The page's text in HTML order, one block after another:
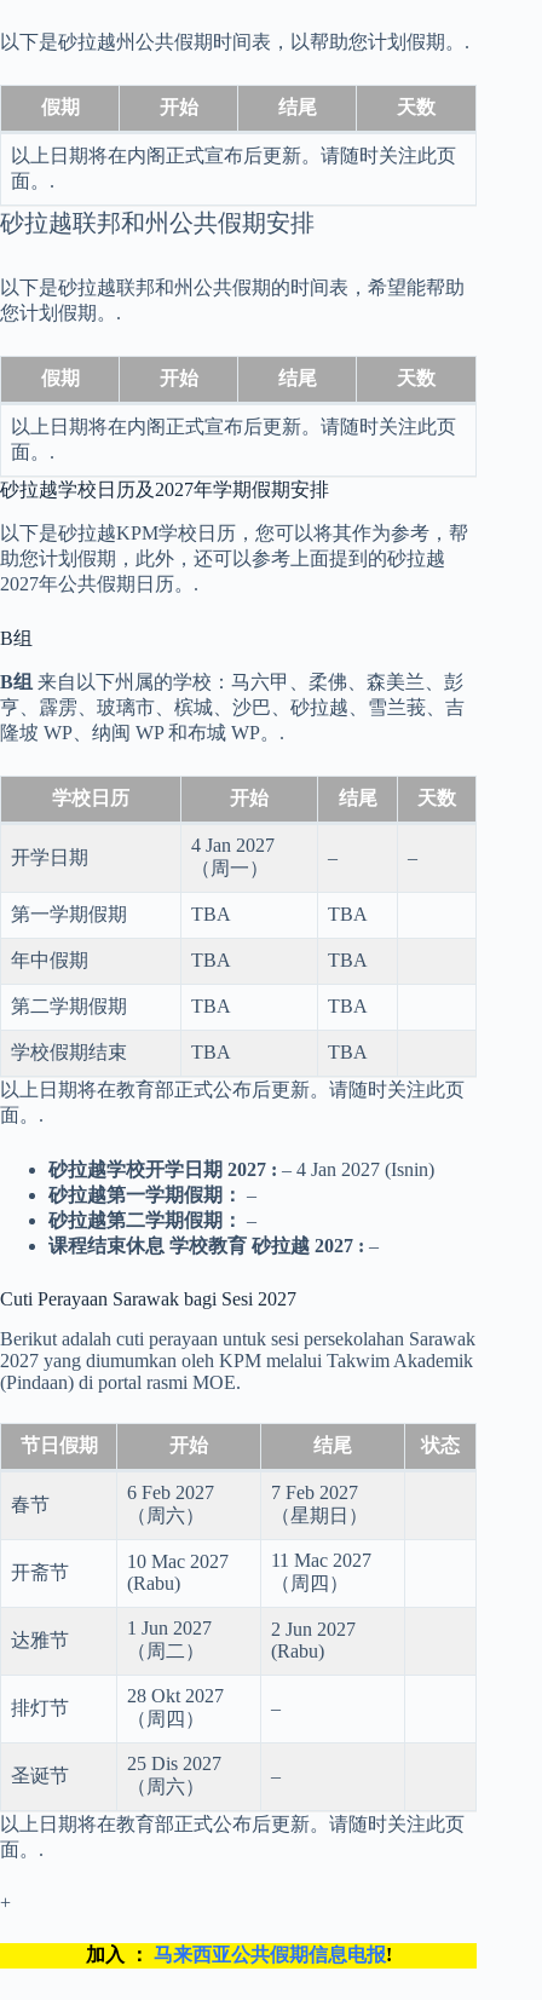
以下是砂拉越州公共假期时间表，以帮助您计划假期。.
假期 开始 结尾 天数
以上日期将在内阁正式宣布后更新。请随时关注此页
面。.
砂拉越联邦和州公共假期安排
以下是砂拉越联邦和州公共假期的时间表，希望能帮助
您计划假期。.
假期 开始 结尾 天数
以上日期将在内阁正式宣布后更新。请随时关注此页
面。.
砂拉越学校日历及2027年学期假期安排
以下是砂拉越KPM学校日历，您可以将其作为参考，帮
助您计划假期，此外，还可以参考上面提到的砂拉越
2027年公共假期日历。.
B组
B组 来自以下州属的学校：马六甲、柔佛、森美兰、彭
亨、霹雳、玻璃市、槟城、沙巴、砂拉越、雪兰莪、吉
隆坡 WP、纳闽 WP 和布城 WP。.
学校日历 开始 结尾 天数
开学日期
4 Jan 2027
（周一）
– –
第一学期假期 TBA TBA
年中假期 TBA TBA
第二学期假期 TBA TBA
学校假期结束 TBA
TBA
以上日期将在教育部正式公布后更新。请随时关注此页
面。.
砂拉越学校开学日期 2027 : – 4 Jan 2027 (Isnin)
砂拉越第一学期假期： –
砂拉越第二学期假期： –
课程结束休息 学校教育 砂拉越 2027 : –
Cuti Perayaan Sarawak bagi Sesi 2027
Berikut adalah cuti perayaan untuk sesi persekolahan Sarawak
2027 yang diumumkan oleh KPM melalui Takwim Akademik
(Pindaan) di portal rasmi MOE.
节日假期 开始 结尾 状态
春节
6 Feb 2027
（周六）
7 Feb 2027
（星期日）
开斋节
10 Mac 2027
(Rabu)
11 Mac 2027
（周四）
达雅节
1 Jun 2027
（周二）
2 Jun 2027
(Rabu)
排灯节
28 Okt 2027
（周四）
–
圣诞节
25 Dis 2027
（周六）
–
以上日期将在教育部正式公布后更新。请随时关注此页
面。.
+
加入 ： 马来西亚公共假期信息电报!